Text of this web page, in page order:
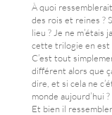
À quoi
des rois et reines ?
lieu ? Je ne m’étais
cette trilogie en est
C’est tout
différent alors que
dire, et si cela ne
monde aujourd’hui ?
Et bien il